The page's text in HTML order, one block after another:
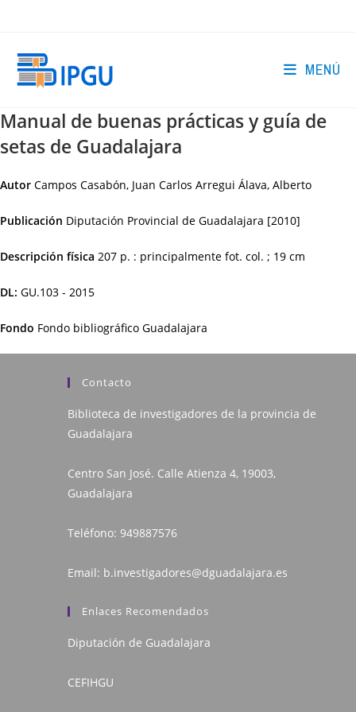
MENÚ
Manual de buenas prácticas y guía de
setas de Guadalajara
Autor Campos Casabón, Juan Carlos Arregui Álava, Alberto
Publicación Diputación Provincial de Guadalajara [2010]
Descripción física 207 p. : principalmente fot. col. ; 19 cm
DL: GU.103 - 2015
Fondo Fondo bibliográfico Guadalajara
Contacto
Biblioteca de investigadores de la provincia de
Guadalajara
Centro San José. Calle Atienza 4, 19003,
Guadalajara
Teléfono: 949887576
Email: b.investigadores@dguadalajara.es
Enlaces Recomendados
Diputación de Guadalajara
CEFIHGU